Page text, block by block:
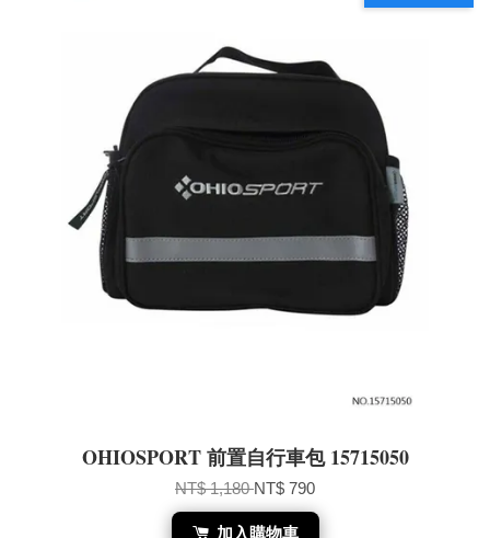
OHIOSPORT 前置自行車包 15715050
NT$ 1,180NT$ 790
加入購物車